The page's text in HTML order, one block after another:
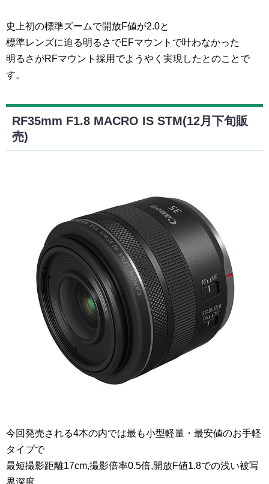
史上初の標準ズームで開放F値が2.0と
標準レンズに迫る明るさでEFマウントで叶わなかった
明るさがRFマウント採用でようやく実現したとのことで
す。
RF35mm F1.8 MACRO IS STM(12月下旬販
売)
今回発売される4本の内では最も小型軽量・最安値のお手軽
タイプで
最短撮影距離17cm,撮影倍率0.5倍,開放F値1.8での浅い被写
界深度